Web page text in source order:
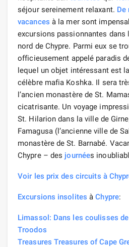
séjour sereinement relaxant. De
vacances à la mer sont
excursions passionnantes dans
nord de Chypre. Parmi eux se
officieusement appelé paradis
lequel un objet intéressant est
célèbre mafia Koshka. Il sera
l’ancien monastère de St.
cicatrisante. Un voyage
St. Hilarion dans la ville de
Famagusa (l’ancienne ville de
monastère de St. Barnabé.
Chypre – des journées
Voir les prix des circuits à
Excursions insolites àChypre:
Limassol: Dans les coulisses
Troodos
Treasures Treasures of Cape